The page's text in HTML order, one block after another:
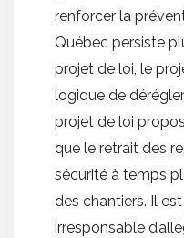
renforcer la
Québec persiste
projet de loi, le
logique de
projet de loi
que le retrait des
sécurité à temps
des chantiers. Il
irresponsable